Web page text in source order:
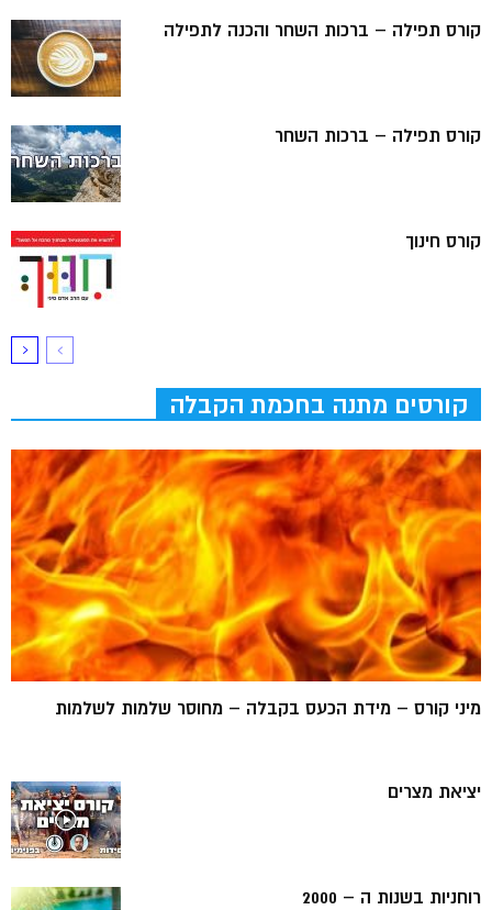
קורס תפילה – ברכות השחר והכנה לתפילה
קורס תפילה – ברכות השחר
קורס חינוך
קורסים מתנה בחכמת הקבלה
מיני קורס – מידת הכעס בקבלה – מחוסר שלמות לשלמות
יציאת מצרים
רוחניות בשנות ה – 2000